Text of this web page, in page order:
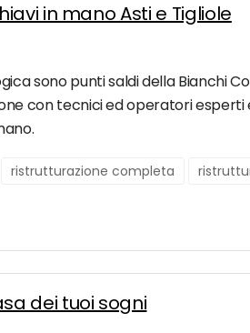
in mano Asti e Tigliole
sono punti saldi della Bianchi
con tecnici ed operatori
ristrutturazione completa
dei tuoi sogni